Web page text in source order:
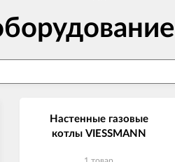
Настенные газовые
котлы VIESSMANN